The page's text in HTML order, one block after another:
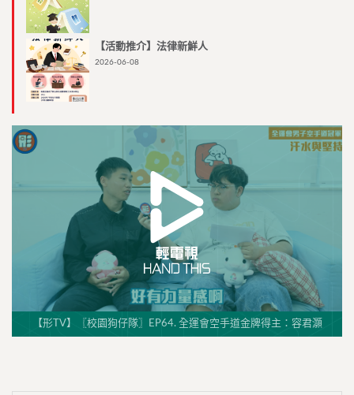
【活動推介】法律新鮮人
2026-06-08
【形TV】〖校園狗仔隊〗EP64. 全運會空手道金牌得主：容君灝